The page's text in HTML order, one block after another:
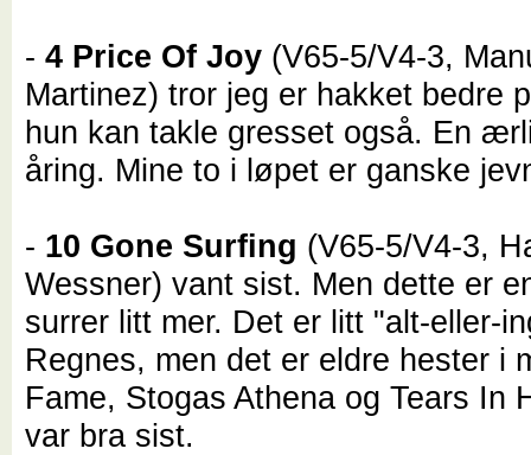
-4 Price Of Joy (V65-5/V4-3,
Martinez) tror jeg er hakket bedre
hun kan takle gresset også. En
åring. Mine to i løpet er ganske
- 10 Gone Surfing (V65-5/V4-3,
Wessner) vant sist. Men dette er
surrer litt mer. Det er litt "alt-eller-
Regnes, men det er eldre hester i
Fame, Stogas Athena og Tears In
var bra sist.